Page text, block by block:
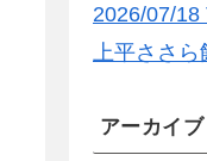
2026/07/18
上平ささら
アーカイブ